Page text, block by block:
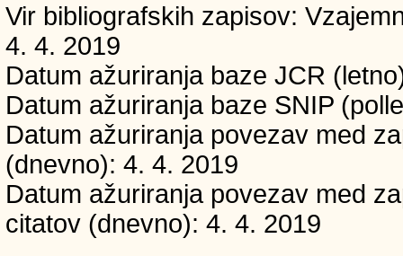
Vir bibliografskih zapisov:
4. 4. 2019
Datum ažuriranja baze JCR
Datum ažuriranja baze SNIP
Datum ažuriranja povezav med
(dnevno): 4. 4. 2019
Datum ažuriranja povezav med
citatov (dnevno): 4. 4. 2019